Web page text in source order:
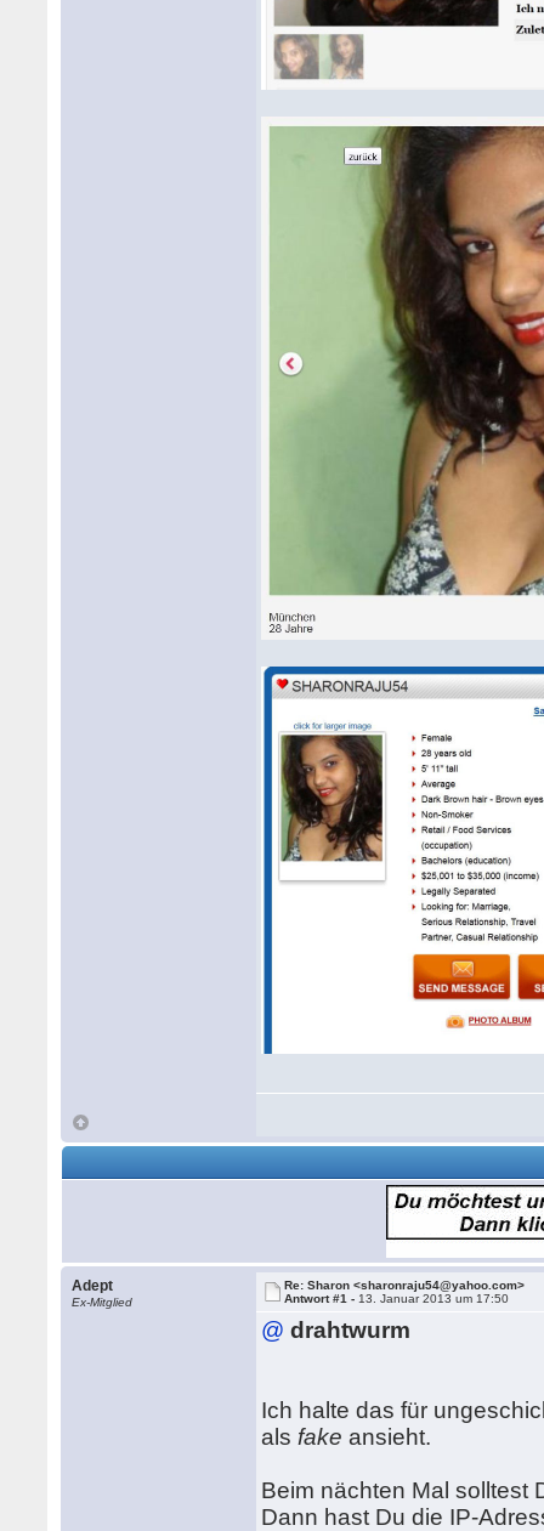
Adept
Ex-Mitglied
Re: Sharon <sharonraju54@yahoo.com>
Antwort #1 - 13. Januar 2013 um 17:50
@ drahtwurm
Ich halte das für
als fake ansieht.
Beim nächten Mal solltest
Dann hast Du die IP-